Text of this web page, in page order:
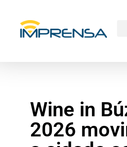
Wine in
2026